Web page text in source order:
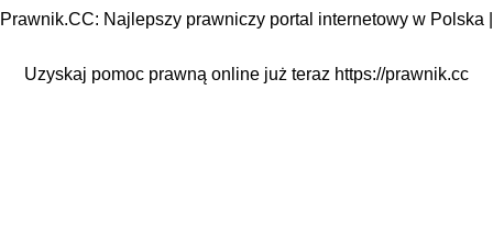
Prawnik.CC: Najlepszy prawniczy portal internetowy w Polska |
Uzyskaj pomoc prawną online już teraz https://prawnik.cc